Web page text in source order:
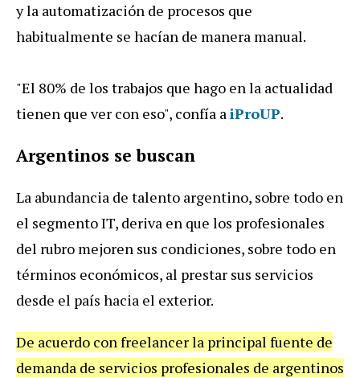
y la automatización de procesos que
habitualmente se hacían de manera manual.
"El 80% de los trabajos que hago en la actualidad
tienen que ver con eso", confía aiProUP.
Argentinos se buscan
La abundancia de talento argentino, sobre todo en
el segmento IT, deriva en que los profesionales
del rubro mejoren sus condiciones, sobre todo en
términos económicos, al prestar sus servicios
desde el país hacia el exterior.
De acuerdo con freelancer la principal fuente de
demanda de servicios profesionales de argentinos